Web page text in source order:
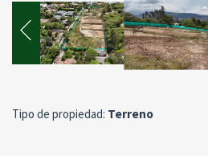
Tipo de propiedad: Terreno